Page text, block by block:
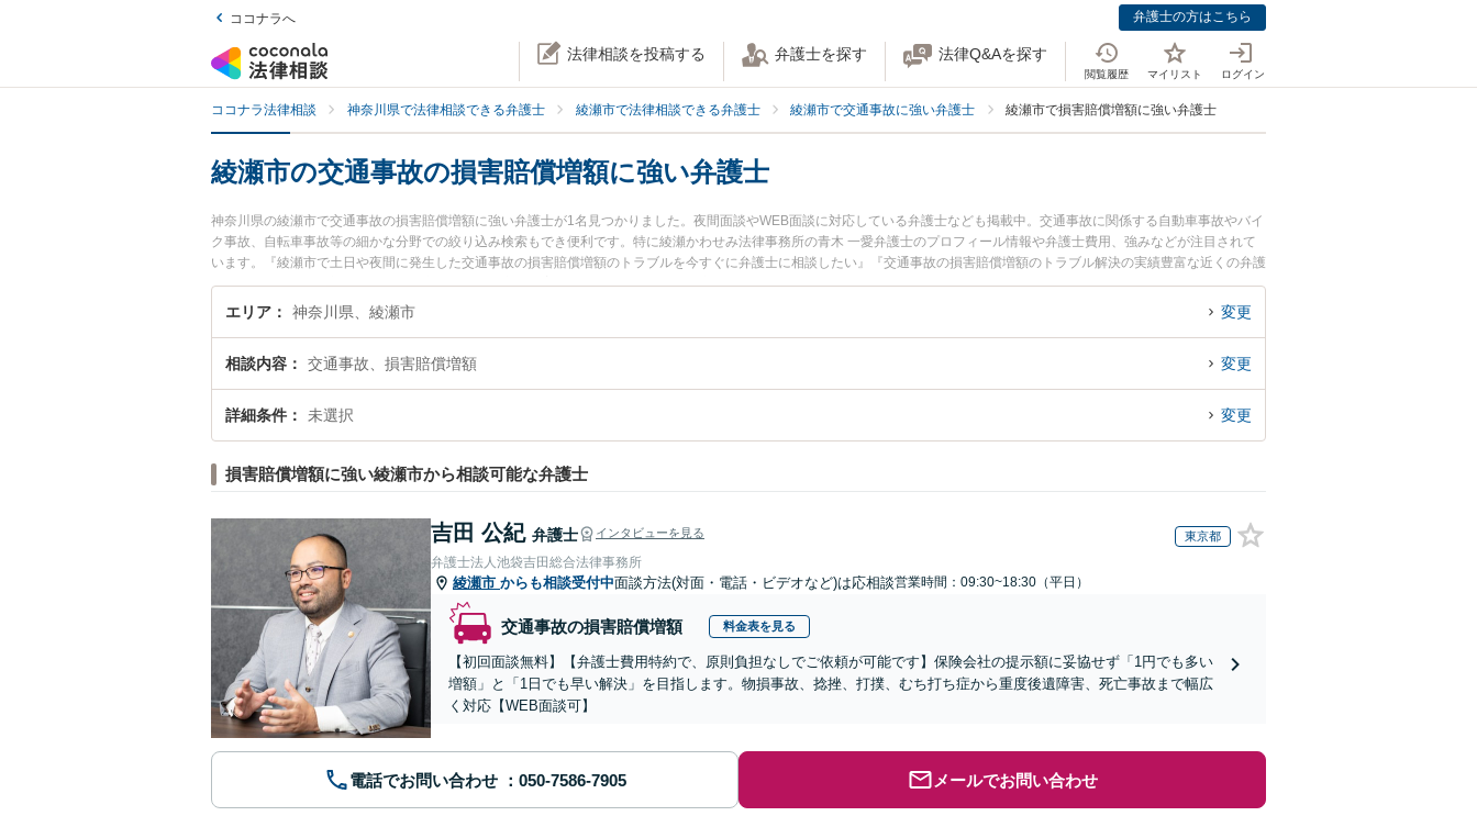
ココナラへ 弁護士の方はこちら
法律相談を投稿する 弁護士を探す 法律Q&Aを探す
閲覧履歴 マイリスト ログイン
ココナラ法律相談 神奈川県で法律相談できる弁護士 綾瀬市で法律相談できる弁護士 綾瀬市で交通事故に強い弁護士 綾瀬市で損害賠償増額に強い弁護士
綾瀬市の交通事故の損害賠償増額に強い弁護士
神奈川県の綾瀬市で交通事故の損害賠償増額に強い弁護士が1名見つかりました。夜間面談やWEB面談に対応している弁護士なども掲載中。交通事故に関係する自動車事故やバイ
ク事故、自転車事故等の細かな分野での絞り込み検索もでき便利です。特に綾瀬かわせみ法律事務所の青木 一愛弁護士のプロフィール情報や弁護士費用、強みなどが注目されて
います。『綾瀬市で土日や夜間に発生した交通事故の損害賠償増額のトラブルを今すぐに弁護士に相談したい』『交通事故の損害賠償増額のトラブル解決の実績豊富な近くの弁護
士を検索したい』『初回相談無料で交通事故の損害賠償増額を法律相談できる綾瀬市内の弁護士に相談予約したい』などでお困りの相談者さんにおすすめです。
エリア 神奈川県、綾瀬市 変更
相談内容 交通事故、損害賠償増額 変更
詳細条件 未選択 変更
損害賠償増額に強い綾瀬市から相談可能な弁護士
吉田 公紀 弁護士 インタビューを見る 東京都
弁護士法人池袋吉田総合法律事務所
綾瀬市 からも相談受付中面談方法(対面・電話・ビデオなど)は応相談営業時間：09:30~18:30（平日）
交通事故の損害賠償増額 料金表を見る
【初回面談無料】【弁護士費用特約で、原則負担なしでご依頼が可能です】保険会社の提示額に妥協せず「1円でも多い
増額」と「1日でも早い解決」を目指します。物損事故、捻挫、打撲、むち打ち症から重度後遺障害、死亡事故まで幅広
く対応【WEB面談可】
電話でお問い合わせ メールでお問い合わせ